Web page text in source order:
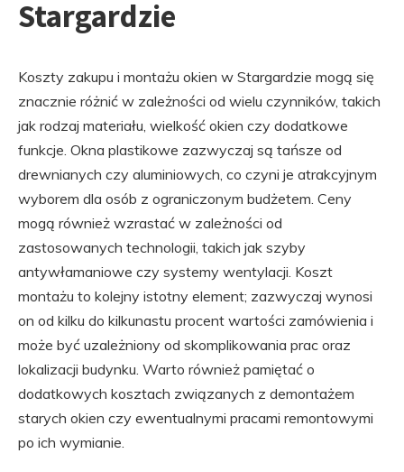
Stargardzie
Koszty zakupu i montażu okien w Stargardzie mogą się
znacznie różnić w zależności od wielu czynników, takich
jak rodzaj materiału, wielkość okien czy dodatkowe
funkcje. Okna plastikowe zazwyczaj są tańsze od
drewnianych czy aluminiowych, co czyni je atrakcyjnym
wyborem dla osób z ograniczonym budżetem. Ceny
mogą również wzrastać w zależności od
zastosowanych technologii, takich jak szyby
antywłamaniowe czy systemy wentylacji. Koszt
montażu to kolejny istotny element; zazwyczaj wynosi
on od kilku do kilkunastu procent wartości zamówienia i
może być uzależniony od skomplikowania prac oraz
lokalizacji budynku. Warto również pamiętać o
dodatkowych kosztach związanych z demontażem
starych okien czy ewentualnymi pracami remontowymi
po ich wymianie.